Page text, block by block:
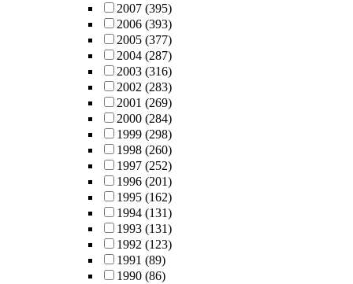
2007 (395)
2006 (393)
2005 (377)
2004 (287)
2003 (316)
2002 (283)
2001 (269)
2000 (284)
1999 (298)
1998 (260)
1997 (252)
1996 (201)
1995 (162)
1994 (131)
1993 (131)
1992 (123)
1991 (89)
1990 (86)